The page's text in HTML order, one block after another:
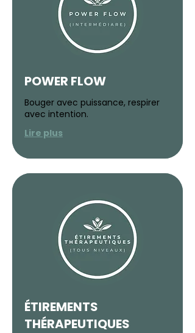
POWER FLOW
Bouger avec puissance, respirer
avec intention.
Lire plus
ÉTIREMENTS
THÉRAPEUTIQUES